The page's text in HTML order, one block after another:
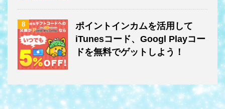
8
ポイントインカムを活用して
iTunesコード、Googl Playコー
ドを無料でゲットしよう！